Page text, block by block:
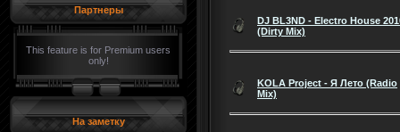
Партнеры
This feature is for Premium users
only!
На заметку
DJ BL3ND - Electro House
(Dirty Mix)
KOLA Project - Я Лето (Radio
Mix)